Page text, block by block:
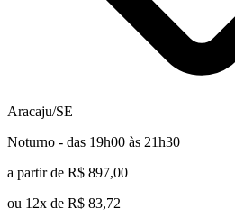
Aracaju/SE
Noturno - das 19h00 às 21h30
a partir de R$ 897,00
ou 12x de R$ 83,72